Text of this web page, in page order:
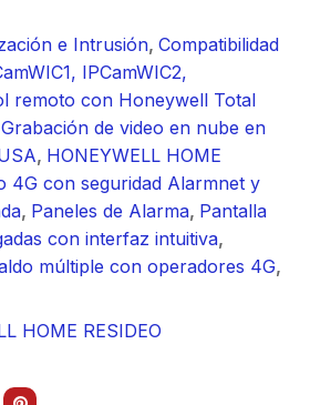
e Intrusión, Compatibilidad
IPCamWIC2,
remoto con Honeywell Total
Grabación de video en nube en
, HONEYWELL HOME
4G con seguridad Alarmnet y
, Paneles de Alarma, Pantalla
con interfaz intuitiva,
múltiple con operadores 4G,
HOME RESIDEO